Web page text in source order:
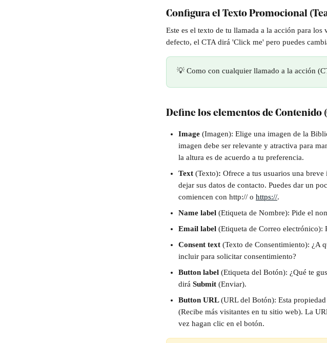
Configura el Texto Promocional
Este es el texto de tu llamada a la acción para
defecto, el CTA dirá 'Click me' pero puedes
💡 Como con cualquier llamado a la acción
Define los elementos de Contenido
Image (Imagen): Elige una imagen de la
imagen debe ser relevante y atractiva para
la altura es de acuerdo a tu preferencia.
Text (Texto): Ofrece a tus usuarios una
dejar sus datos de contacto. Puedes dar un
comiencen con http:// o https://.
Name label (Etiqueta de Nombre): Pide el
Email label (Etiqueta de Correo electrónico):
Consent text (Texto de Consentimiento): ¿A
incluir para solicitar consentimiento?
Button label (Etiqueta del Botón): ¿Qué te
dirá Submit (Enviar).
Button URL (URL del Botón): Esta
(Recibe más visitantes en tu sitio web). La
vez hagan clic en el botón.